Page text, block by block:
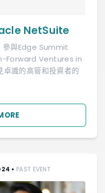
NetSuite
參與Edge Summit
Forward Ventures in
卓識的高管和投資者的
• PAST EVENT